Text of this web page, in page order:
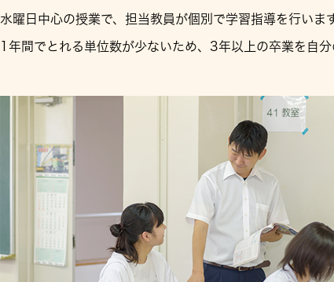
水曜日中心の授業で、担当教員が個別で学習指導を行います
1年間でとれる単位数が少ないため、3年以上の卒業を自分